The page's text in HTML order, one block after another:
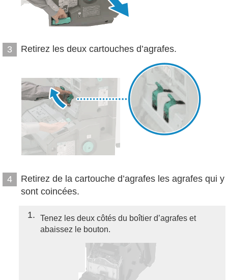
3 Retirez les deux cartouches d’agrafes.
4
Retirez de la cartouche d’agrafes les agrafes qui y
sont coincées.
1
Tenez les deux côtés du boîtier d’agrafes et
abaissez le bouton.